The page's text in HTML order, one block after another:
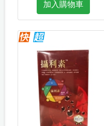
加入購物車